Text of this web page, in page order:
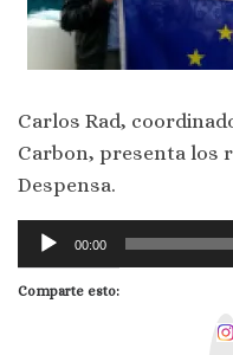
Carlos Rad,
Carbon, presenta los
Despensa.
Reproductor
de
audio
00:00
Comparte esto: